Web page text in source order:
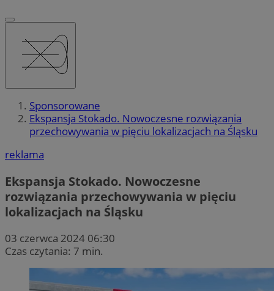
Sponsorowane
Ekspansja Stokado. Nowoczesne rozwiązania
przechowywania w pięciu lokalizacjach na Śląsku
reklama
Ekspansja Stokado. Nowoczesne
rozwiązania przechowywania w pięciu
lokalizacjach na Śląsku
03 czerwca 2024 06:30
Czas czytania: 7 min.